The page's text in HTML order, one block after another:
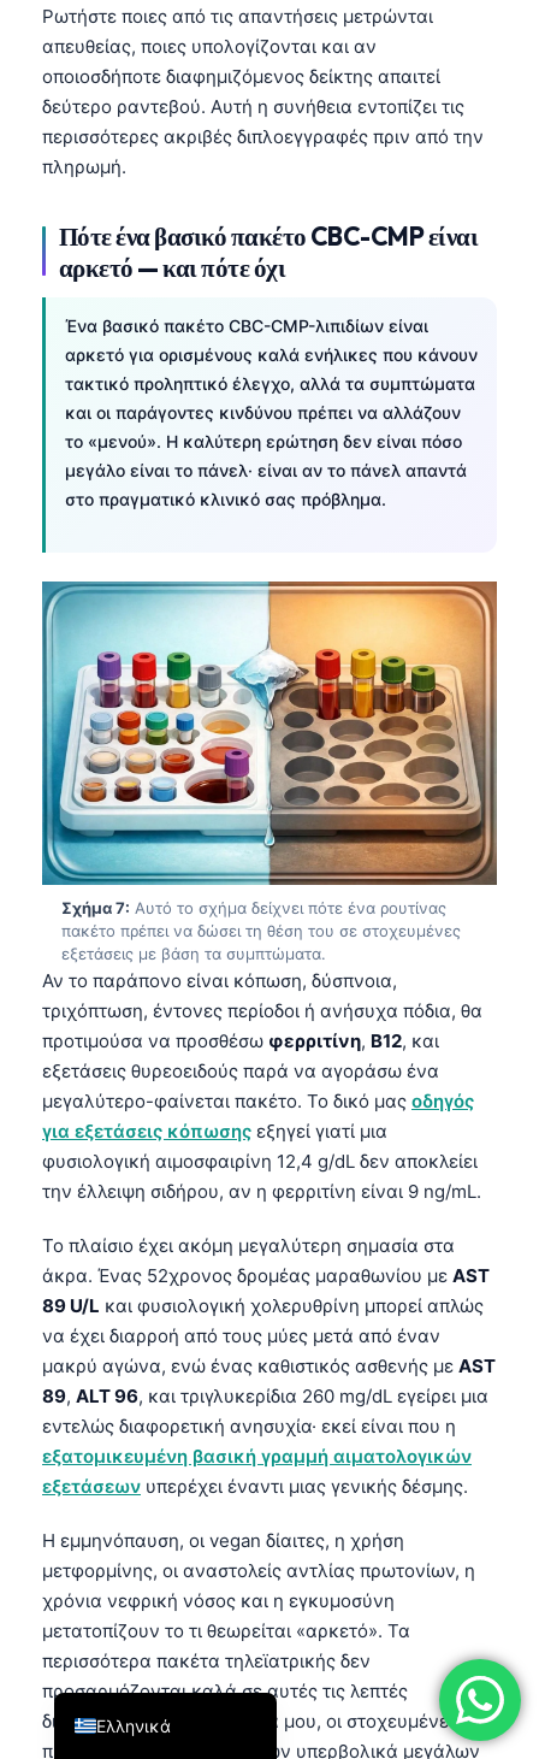
Ρωτήστε ποιες από τις απαντήσεις μετρώνται
απευθείας, ποιες υπολογίζονται και αν
οποιοσδήποτε διαφημιζόμενος δείκτης απαιτεί
δεύτερο ραντεβού. Αυτή η συνήθεια εντοπίζει τις
περισσότερες ακριβές διπλοεγγραφές πριν από την
πληρωμή.
Πότε ένα βασικό πακέτο CBC-CMP είναι
αρκετό — και πότε όχι
Ένα βασικό πακέτο CBC-CMP-λιπιδίων είναι
αρκετό για ορισμένους καλά ενήλικες που κάνουν
τακτικό προληπτικό έλεγχο, αλλά τα συμπτώματα
και οι παράγοντες κινδύνου πρέπει να αλλάζουν
το «μενού». Η καλύτερη ερώτηση δεν είναι πόσο
μεγάλο είναι το πάνελ· είναι αν το πάνελ απαντά
στο πραγματικό κλινικό σας πρόβλημα.
Σχήμα 7: Αυτό το σχήμα δείχνει πότε ένα ρουτίνας
πακέτο πρέπει να δώσει τη θέση του σε στοχευμένες
εξετάσεις με βάση τα συμπτώματα.
Αν το παράπονο είναι κόπωση, δύσπνοια,
τριχόπτωση, έντονες περίοδοι ή ανήσυχα πόδια, θα
προτιμούσα να προσθέσω φερριτίνη, Β12, και
εξετάσεις θυρεοειδούς παρά να αγοράσω ένα
μεγαλύτερο-φαίνεται πακέτο. Το δικό μας οδηγός
για εξετάσεις κόπωσης εξηγεί γιατί μια
φυσιολογική αιμοσφαιρίνη 12,4 g/dL δεν αποκλείει
την έλλειψη σιδήρου, αν η φερριτίνη είναι 9 ng/mL.
Το πλαίσιο έχει ακόμη μεγαλύτερη σημασία στα
άκρα. Ένας 52χρονος δρομέας μαραθωνίου με AST
89 U/L και φυσιολογική χολερυθρίνη μπορεί απλώς
να έχει διαρροή από τους μύες μετά από έναν
μακρύ αγώνα, ενώ ένας καθιστικός ασθενής με AST
89, ALT 96, και τριγλυκερίδια 260 mg/dL εγείρει μια
εντελώς διαφορετική ανησυχία· εκεί είναι που η
εξατομικευμένη βασική γραμμή αιματολογικών
εξετάσεων υπερέχει έναντι μιας γενικής δέσμης.
Η εμμηνόπαυση, οι vegan δίαιτες, η χρήση
μετφορμίνης, οι αναστολείς αντλίας πρωτονίων, η
χρόνια νεφρική νόσος και η εγκυμοσύνη
μετατοπίζουν το τι θεωρείται «αρκετό». Τα
περισσότερα πακέτα τηλεϊατρικής δεν
προσαρμόζονται καλά σε αυτές τις λεπτές
διαφορές. Από την εμπειρία μου, οι στοχευμένες
προσθήκες υπερισχύουν των υπερβολικά μεγάλων
Ελληνικά
English
Deutsch
العربية
Français
Italiano
Español
Português
Türkçe
Română
简体中文
فارسی
Български
Dansk
Nederlands
हिन्दी
Bahasa Indonesia
Հայերեն
Íslenska
Српски језик
Svenska
Bosanski
Azərbaycan dili
Eesti
日本語
Čeština
ქართული
Русский
한국어
Slovenščina
Magyar
Shqip
বাংলা
मराठी
தமிழ்
ગુજરાતી
മലയാളം
Bahasa Melayu